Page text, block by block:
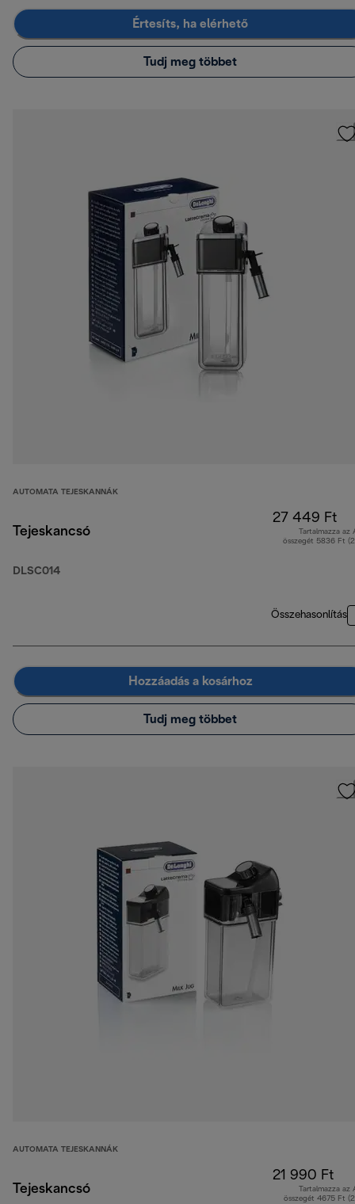
Értesíts, ha elérhető
Tudj meg többet
AUTOMATA TEJESKANNÁK
Tejeskancsó
DLSC014
27 449 Ft
Tartalmazza az
összegét 5836 Ft
Összehasonlítás
Hozzáadás a kosárhoz
Tudj meg többet
AUTOMATA TEJESKANNÁK
Tejeskancsó
21 990 Ft
Tartalmazza az
összegét 4675 Ft